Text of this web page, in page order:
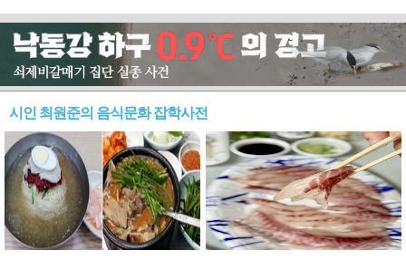
시인 최원준의 음식문화 잡학사전